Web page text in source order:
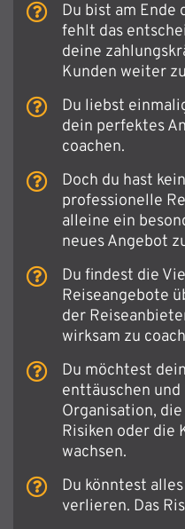
Du bist am
fehlt das
deine
Kunden weiter
Du liebst
dein perfektes
coachen.
Doch du hast
professionelle
alleine ein
neues Angebot
Du findest die
Reiseangebote
der
wirksam zu
Du möchtest
enttäuschen und
Organisation,
Risiken oder die
wachsen.
Du könntest
verlieren. Das